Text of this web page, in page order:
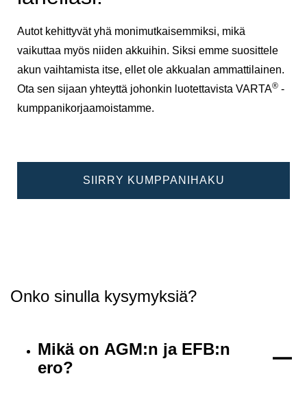
Autot kehittyvät yhä monimutkaisemmiksi, mikä
vaikuttaa myös niiden akkuihin. Siksi emme suosittele
akun vaihtamista itse, ellet ole akkualan ammattilainen.
Ota sen sijaan yhteyttä johonkin luotettavista VARTA® -
kumppanikorjaamoistamme.
SIIRRY KUMPPANIHAKU
Onko sinulla kysymyksiä?
Mikä on AGM:n ja EFB:n
ero?